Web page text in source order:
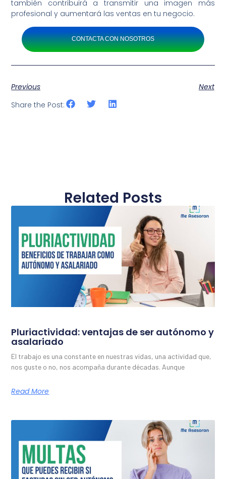
también contribuirá a transmitir una imagen más
profesional y aumentará las ventas en tu negocio.
CONTACTA CON NOSOTROS
Previous
Next
Share the Post:
Related Posts
Pluriactividad: ventajas de ser autónomo y
asalariado
El trabajo es una constante en nuestras vidas, una actividad que,
nos guste o no, nos acompaña durante décadas. Aunque
Read More